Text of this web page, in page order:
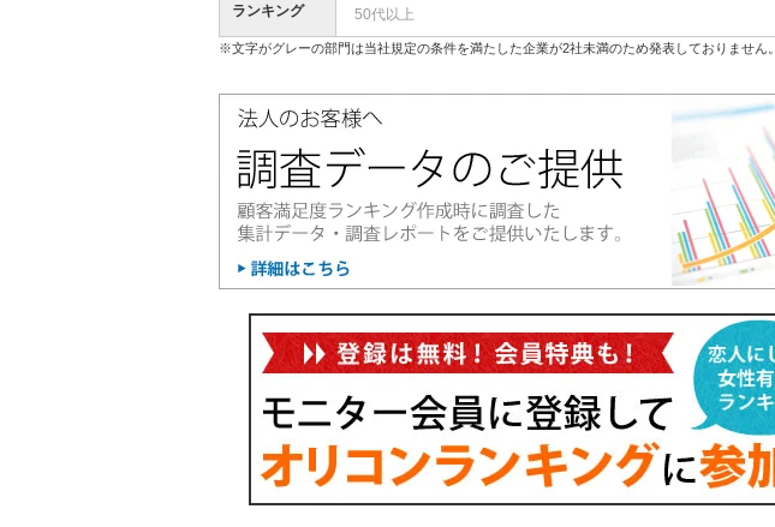
ランキング
50代以上
※文字がグレーの部門は当社規定の条件を満たした企業が2社未満のため発表しておりません。